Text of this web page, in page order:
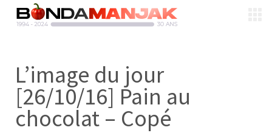
L’image du jour
[26/10/16] Pain au
chocolat – Copé